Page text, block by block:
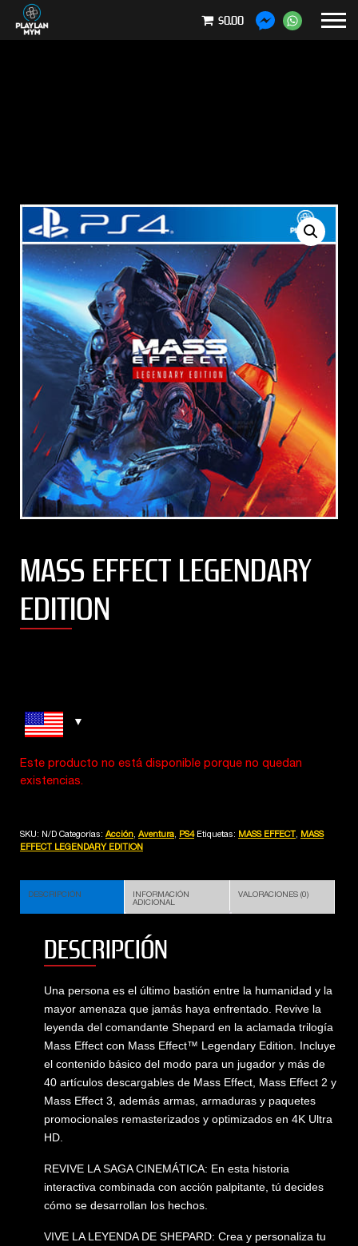
$0.00
MASS EFFECT LEGENDARY
EDITION
Este producto no está disponible porque no quedan
existencias.
SKU: N/D Categorías: Acción, Aventura, PS4 Etiquetas: MASS EFFECT , MASS
EFFECT LEGENDARY EDITION
DESCRIPCIÓN
INFORMACIÓN
ADICIONAL
VALORACIONES (0)
DESCRIPCIÓN
Una persona es el último bastión entre la humanidad y la
mayor amenaza que jamás haya enfrentado. Revive la
leyenda del comandante Shepard en la aclamada trilogía
Mass Effect con Mass Effect™ Legendary Edition. Incluye
el contenido básico del modo para un jugador y más de
40 artículos descargables de Mass Effect, Mass Effect 2 y
Mass Effect 3, además armas, armaduras y paquetes
promocionales remasterizados y optimizados en 4K Ultra
HD.
REVIVE LA SAGA CINEMÁTICA: En esta historia
interactiva combinada con acción palpitante, tú decides
cómo se desarrollan los hechos.
VIVE LA LEYENDA DE SHEPARD: Crea y personaliza tu